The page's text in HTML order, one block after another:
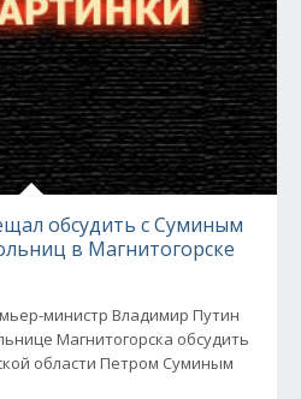
обсудить с Суминым
в Магнитогорске
министр Владимир Путин
Магнитогорска обсудить
области Петром Суминым